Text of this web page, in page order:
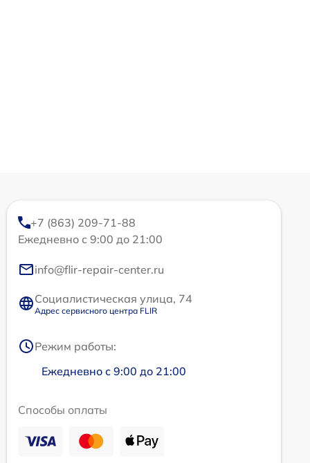
+7 (863) 209-71-88
Ежедневно с 9:00 до 21:00
info@flir-repair-center.ru
Социалистическая улица, 74
Адрес сервисного центра FLIR
Режим работы:
Ежедневно с 9:00 до 21:00
Способы оплаты